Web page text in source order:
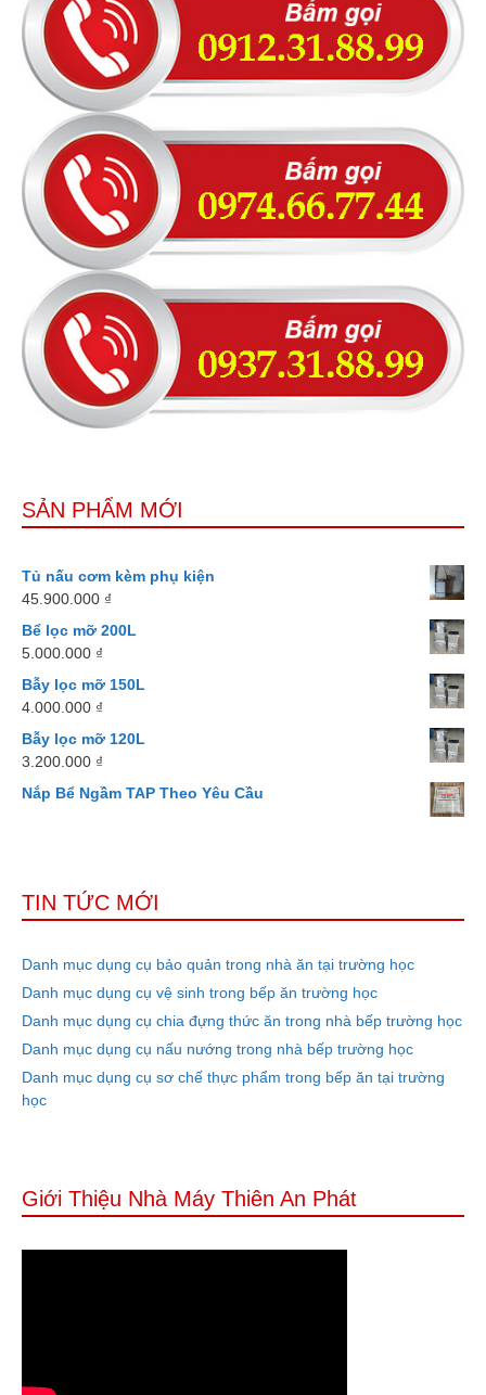
SẢN PHẨM MỚI
Tủ nấu cơm kèm phụ kiện
45.900.000 ₫
Bể lọc mỡ 200L
5.000.000 ₫
Bẫy lọc mỡ 150L
4.000.000 ₫
Bẫy lọc mỡ 120L
3.200.000 ₫
Nắp Bể Ngầm TAP Theo Yêu Cầu
TIN TỨC MỚI
Danh mục dụng cụ bảo quản trong nhà ăn tại trường học
Danh mục dụng cụ vệ sinh trong bếp ăn trường học
Danh mục dụng cụ chia đựng thức ăn trong nhà bếp trường học
Danh mục dụng cụ nấu nướng trong nhà bếp trường học
Danh mục dụng cụ sơ chế thực phẩm trong bếp ăn tại trường
học
Giới Thiệu Nhà Máy Thiên An Phát